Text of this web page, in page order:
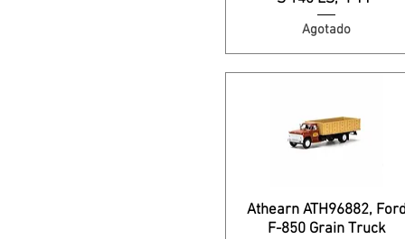
Agotado
Athearn ATH96882,
F-850 Grain Truck